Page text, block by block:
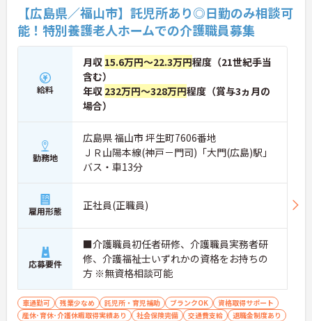
【広島県／福山市】託児所あり◎日勤のみ相談可
能！特別養護老人ホームでの介護職員募集
給料
月収 15.6万円～22.3万円程度（21世紀手当
含む）
年収 232万円～328万円程度（賞与3ヵ月の
場合）
勤務地
広島県 福山市 坪生町7606番地
ＪＲ山陽本線(神戸－門司)「大門(広島)駅」
バス・車13分
雇用形態 正社員(正職員)
応募要件
■介護職員初任者研修、介護職員実務者研
修、介護福祉士いずれかの資格をお持ちの
方 ※無資格相談可能
車通勤可 残業少なめ 託児所・育児補助 ブランクOK
資格取得サポート
産休･育休･介護休暇取得実績あり
社会保険完備 交通費支給 退職金制度あり